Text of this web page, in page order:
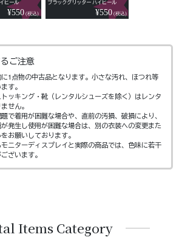
ヒール
¥550 (税込)
ブラックグリッター ハイヒール
¥550(税込)
ご注意
1点物の中古品となります。小さな汚れ、ほつれ等
す。
ッキング・靴（レンタルシューズを除く）はレンタ
せん。
で着用が困難な場合や、直前の汚損、破損により、
発生し使用が困難な場合は、別の衣装への変更また
お願いしております。
ニターディスプレイと実際の商品では、色味に若干
ざいます。
Items Category